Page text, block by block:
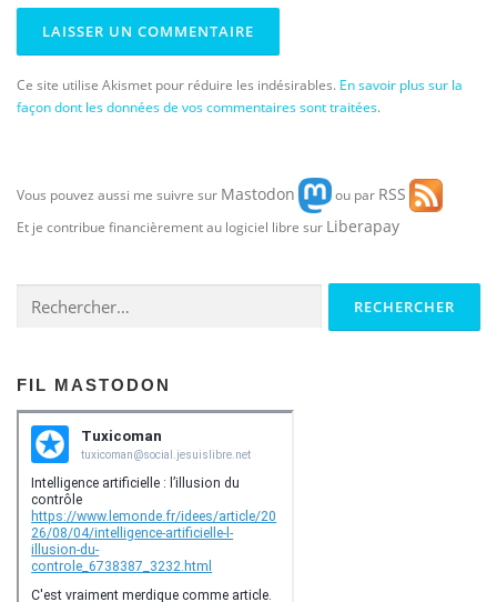
Ce site utilise Akismet pour réduire les indésirables. En savoir plus sur la
façon dont les données de vos commentaires sont traitées.
Vous pouvez aussi me suivre sur Mastodon ou par RSS
Et je contribue financièrement au logiciel libre sur Liberapay
FIL MASTODON